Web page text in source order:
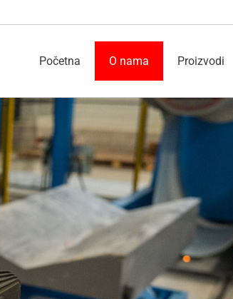
Početna O nama Proizvodi